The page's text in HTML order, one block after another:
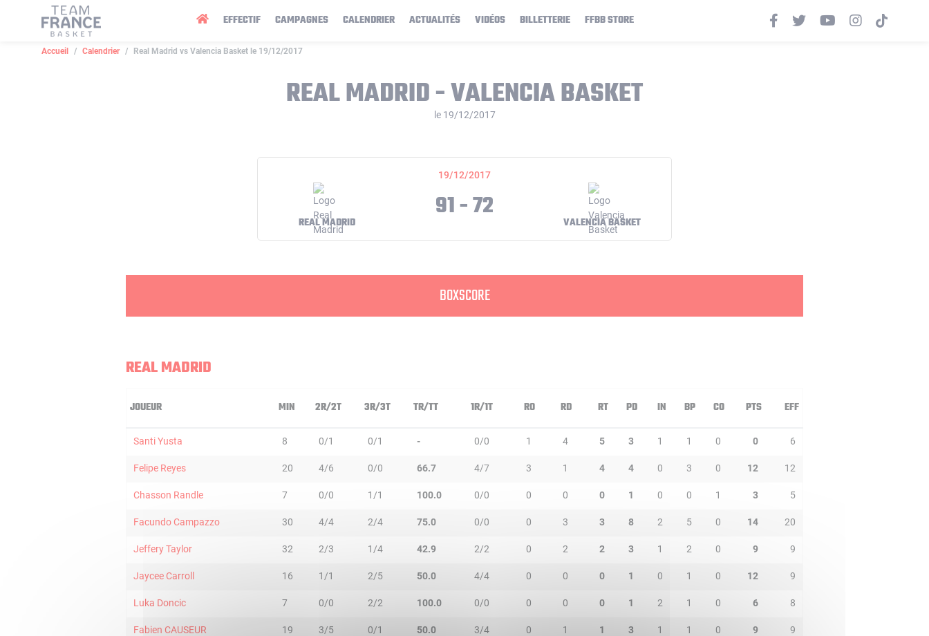
EFFECTIF CAMPAGNES CALENDRIER ACTUALITÉS VIDÉOS BILLETTERIE FFBB STORE
Accueil Calendrier Real Madrid vs Valencia Basket le 19/12/2017
REAL MADRID - VALENCIA BASKET
le 19/12/2017
19/12/2017
REAL MADRID 91 - 72 VALENCIA BASKET
BOXSCORE
REAL MADRID
JOUEUR MIN 2R/2T 3R/3T TR/TT 1R/1T RO RD RT PD IN BP CO PTS EFF
Santi Yusta 8 0/1 0/1 - 0/0 1 4 5 3 1 1 0 0 6
Felipe Reyes 20 4/6 0/0 66.7 4/7 3 1 4 4 0 3 0 12 12
Chasson Randle 7 0/0 1/1 100.0 0/0 0 0 0 1 0 0 1 3 5
Facundo Campazzo 30 4/4 2/4 75.0 0/0 0 3 3 8 2 5 0 14 20
Jeffery Taylor 32 2/3 1/4 42.9 2/2 0 2 2 3 1 2 0 9 9
Jaycee Carroll 16 1/1 2/5 50.0 4/4 0 0 0 1 0 1 0 12 9
Luka Doncic 7 0/0 2/2 100.0 0/0 0 0 0 1 2 1 0 6 8
Fabien CAUSEUR 19 3/5 0/1 50.0 3/4 0 1 1 3 1 1 0 9 9
Panneau de gestion des cookies